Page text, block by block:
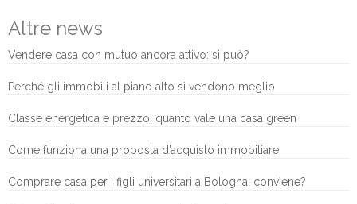
Altre news
Vendere casa con mutuo ancora attivo: si può?
Perché gli immobili al piano alto si vendono meglio
Classe energetica e prezzo: quanto vale una casa green
Come funziona una proposta d’acquisto immobiliare
Comprare casa per i figli universitari a Bologna: conviene?